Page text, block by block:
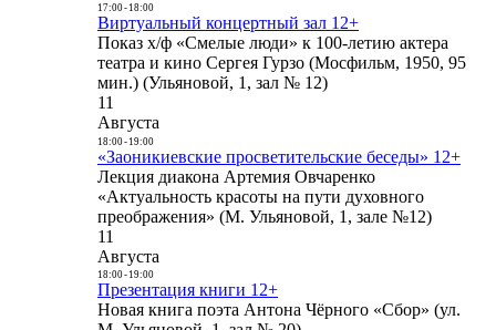
17:00- 18:00
Виртуальный концертный зал 12+
Показ х/ф «Смелые люди» к 100-летию актера
театра и кино Сергея Гурзо (Мосфильм, 1950, 95
мин.) (Ульяновой, 1, зал № 12)
11
Августа
18:00- 19:00
«Заоникиевские просветительские беседы» 12+
Лекция диакона Артемия Овчаренко
«Актуальность красоты на пути духовного
преображения» (М. Ульяновой, 1, зале №12)
11
Августа
18:00- 19:00
Презентация книги 12+
Новая книга поэта Антона Чёрного «Сбор» (ул.